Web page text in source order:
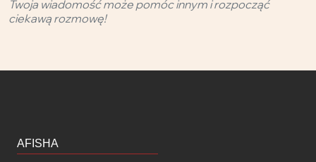
Twoja wiadomość może pomóc innym i rozpocząć
ciekawą rozmowę!
AFISHA